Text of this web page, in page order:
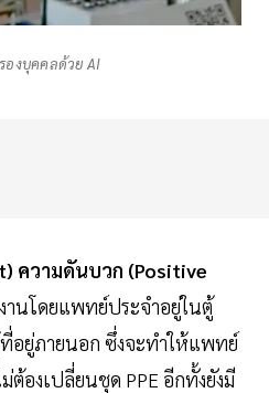
องบุคคลด้วย AI
ความดันบวก (Positive
านโดยแพทย์ประจำอยู่ในตู้
อยู่ภายนอก ซึ่งจะทำให้แพทย์
ต้องเปลี่ยนชุด PPE อีกทั้งยังมี